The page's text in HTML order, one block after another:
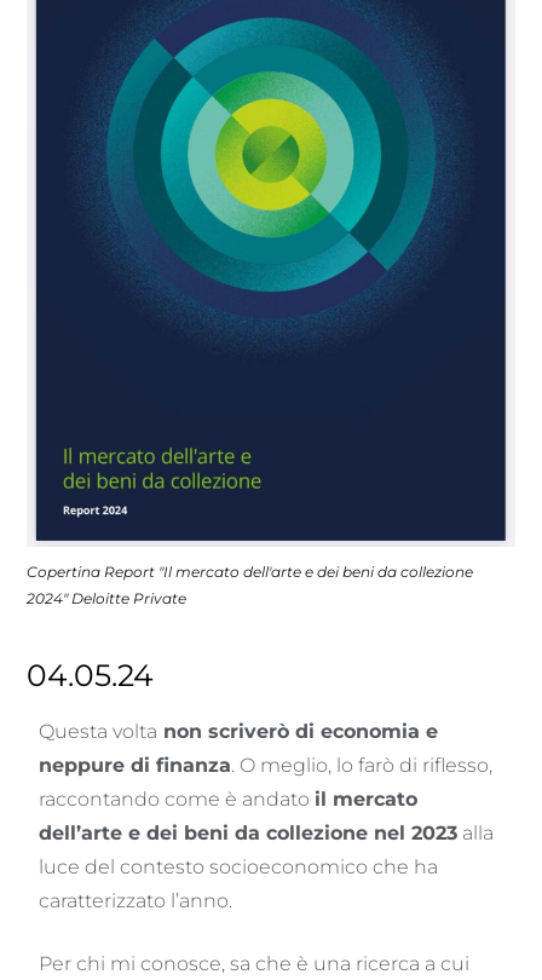
Copertina Report "Il mercato dell'arte e dei beni da collezione
2024" Deloitte Private
04.05.24
Questa volta non scriverò di economia e
neppure di finanza. O meglio, lo farò di riflesso,
raccontando come è andato il mercato
dell’arte e dei beni da collezione nel 2023 alla
luce del contesto socioeconomico che ha
caratterizzato l’anno.
Per chi mi conosce, sa che è una ricerca a cui